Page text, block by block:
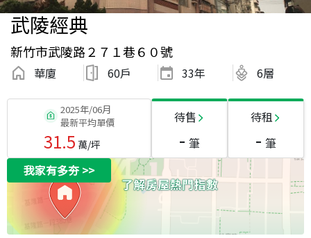
武陵經典
新竹市武陵路２７１巷６０號
華廈 60戶 33年 6層
2025年/06月
最新平均單價
31.5 萬/坪
待售
- 筆
待租
- 筆
我家有多夯>>